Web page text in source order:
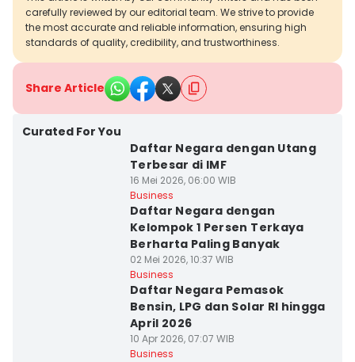
carefully reviewed by our editorial team. We strive to provide
the most accurate and reliable information, ensuring high
standards of quality, credibility, and trustworthiness.
Share Article
Curated For You
Daftar Negara dengan Utang
Terbesar di IMF
16 Mei 2026, 06:00 WIB
Business
Daftar Negara dengan
Kelompok 1 Persen Terkaya
Berharta Paling Banyak
02 Mei 2026, 10:37 WIB
Business
Daftar Negara Pemasok
Bensin, LPG dan Solar RI hingga
April 2026
10 Apr 2026, 07:07 WIB
Business